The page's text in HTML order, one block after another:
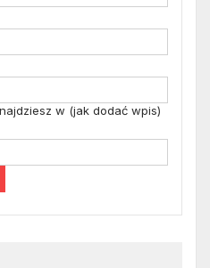
w (jak dodać wpis)